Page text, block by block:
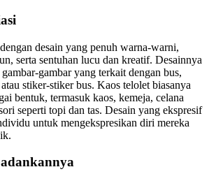
desain yang penuh warna-warni,
serta sentuhan lucu dan kreatif. Desainnya
gambar yang terkait dengan bus,
stiker-stiker bus. Kaos telolet biasanya
bentuk, termasuk kaos, kemeja, celana
seperti topi dan tas. Desain yang ekspresif
untuk mengekspresikan diri mereka